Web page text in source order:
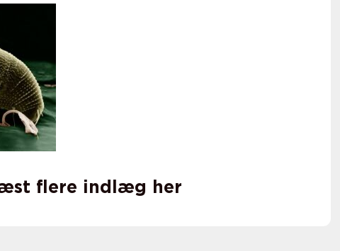
flere indlæg her